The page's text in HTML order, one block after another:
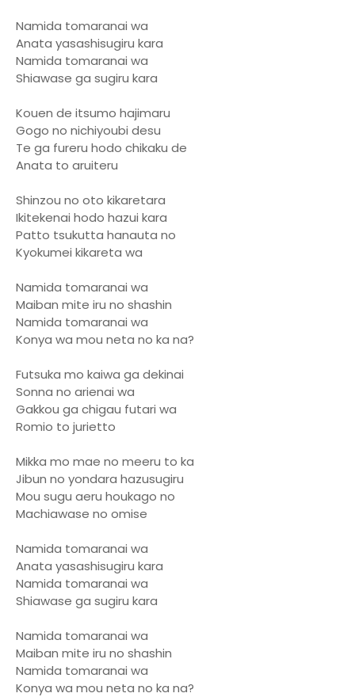
Namida tomaranai wa
Anata yasashisugiru kara
Namida tomaranai wa
Shiawase ga sugiru kara
Kouen de itsumo hajimaru
Gogo no nichiyoubi desu
Te ga fureru hodo chikaku de
Anata to aruiteru
Shinzou no oto kikaretara
Ikitekenai hodo hazui kara
Patto tsukutta hanauta no
Kyokumei kikareta wa
Namida tomaranai wa
Maiban mite iru no shashin
Namida tomaranai wa
Konya wa mou neta no ka na?
Futsuka mo kaiwa ga dekinai
Sonna no arienai wa
Gakkou ga chigau futari wa
Romio to jurietto
Mikka mo mae no meeru to ka
Jibun no yondara hazusugiru
Mou sugu aeru houkago no
Machiawase no omise
Namida tomaranai wa
Anata yasashisugiru kara
Namida tomaranai wa
Shiawase ga sugiru kara
Namida tomaranai wa
Maiban mite iru no shashin
Namida tomaranai wa
Konya wa mou neta no ka na?